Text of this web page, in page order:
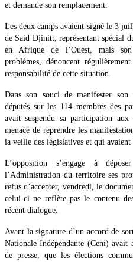
et demande son remplacement.
Les deux camps avaient signé le 3
de Said Djinitt, représentant spécial
en Afrique de l’Ouest, mais
problèmes, dénoncent
responsabilité de cette situation.
Dans son souci de manifester son
députés sur les 114 membres des
avait suspendu sa participation
menacé de reprendre les
la veille des législatives et qui
L’opposition s’engage à
l’Administration du territoire ses
refus d’accepter, vendredi, le
celui-ci ne reflète pas le contenu
récent dialogue.
Avant la signature d’un accord de
Nationale Indépendante (Ceni) avait
de presse, que les élections